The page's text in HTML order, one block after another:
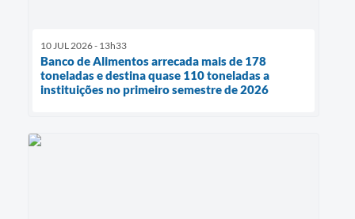
10 JUL 2026 - 13h33
Banco de Alimentos arrecada mais de 178
toneladas e destina quase 110 toneladas a
instituições no primeiro semestre de 2026